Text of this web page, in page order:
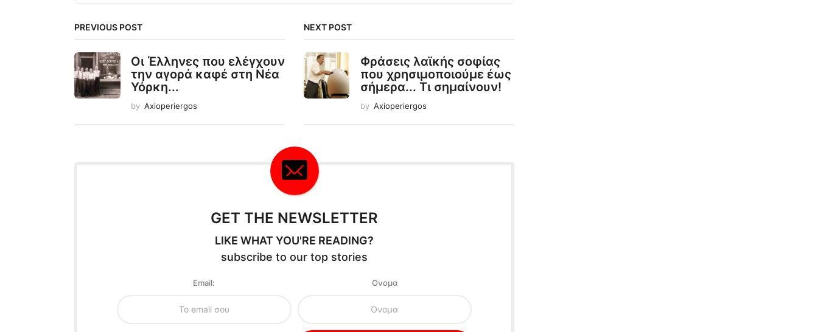
PREVIOUS POST
Οι Έλληνες που ελέγχουν
την αγορά καφέ στη Νέα
Υόρκη...
by Axioperiergos
NEXT POST
Φράσεις λαϊκής σοφίας
που χρησιμοποιούμε έως
σήμερα... Τι σημαίνουν!
by Axioperiergos
GET THE NEWSLETTER
LIKE WHAT YOU'RE READING?
subscribe to our top stories
Email: Oνομα